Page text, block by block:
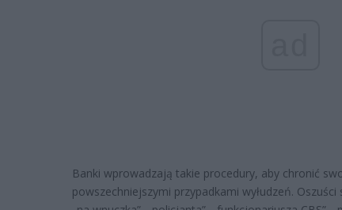
Banki wprowadzają takie procedury, aby chronić
powszechniejszymi przypadkami wyłudzeń.